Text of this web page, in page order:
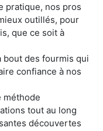
pratique, nos pros
outillés, pour
que ce soit à
bout des fourmis qui
confiance à nos
méthode
tout au long
découvertes